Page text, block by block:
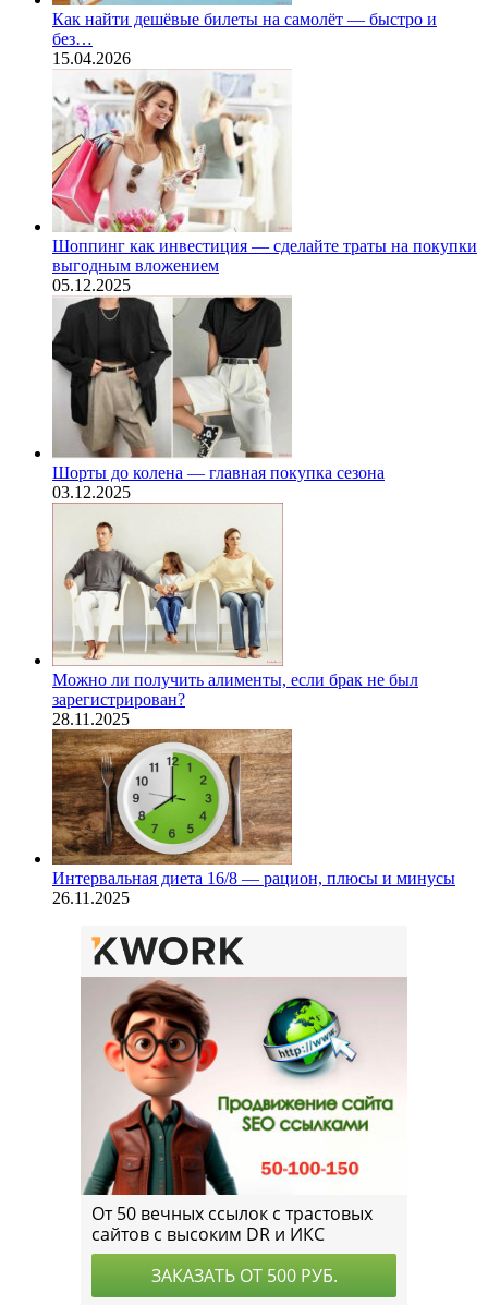
Как найти дешёвые билеты на самолёт — быстро и
без…
15.04.2026
Шоппинг как инвестиция — сделайте траты на покупки
выгодным вложением
05.12.2025
Шорты до колена — главная покупка сезона
03.12.2025
Можно ли получить алименты, если брак не был
зарегистрирован?
28.11.2025
Интервальная диета 16/8 — рацион, плюсы и минусы
26.11.2025